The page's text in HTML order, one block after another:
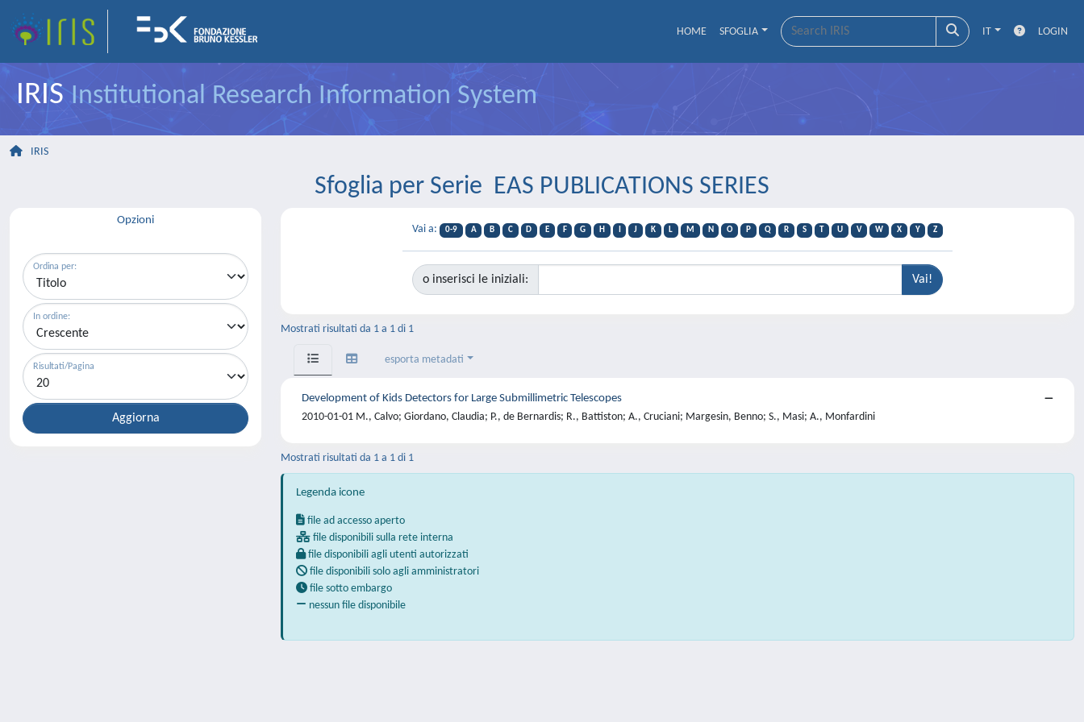
HOME SFOGLIA IT LOGIN
IRISInstitutional Research Information System
IRIS
Sfoglia per Serie EAS PUBLICATIONS SERIES
Opzioni
Ordina per:
In ordine:
Risultati/Pagina
Vai a: 0-9 A B C D E F G H J K L M N O P Q R S T U V W X Y Z
o inserisci le iniziali:
Mostrati risultati da 1 a 1 di 1
esporta metadati
Development of Kids Detectors for Large Submillimetric Telescopes
2010-01-01 M., Calvo; Giordano, Claudia; P., de Bernardis; R., Battiston; A., Cruciani; Margesin, Benno; S., Masi; A., Monfardini
Mostrati risultati da 1 a 1 di 1
Legenda icone
file ad accesso aperto
file disponibili sulla rete interna
file disponibili agli utenti autorizzati
file disponibili solo agli amministratori
file sotto embargo
nessun file disponibile